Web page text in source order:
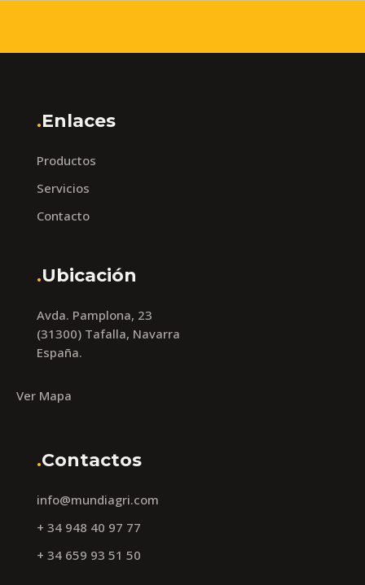
.Enlaces
Productos
Servicios
Contacto
.Ubicación
Avda. Pamplona, 23
(31300) Tafalla, Navarra
España.
Ver Mapa
.Contactos
info@mundiagri.com
+ 34 948 40 97 77
+ 34 659 93 51 50